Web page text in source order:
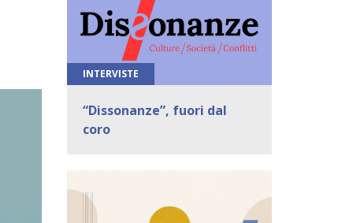
INTERVISTE
“Dissonanze”, fuori dal
coro